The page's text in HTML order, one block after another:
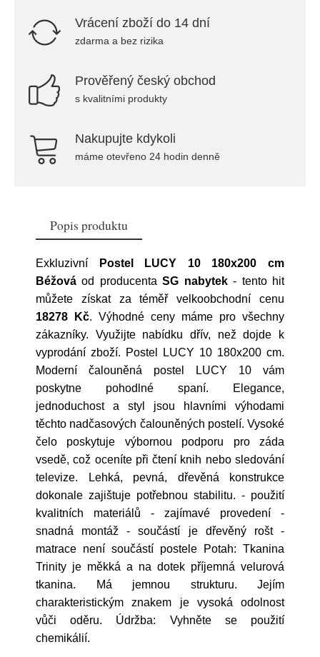
Vrácení zboží do 14 dní
zdarma a bez rizika
Prověřený český obchod
s kvalitními produkty
Nakupujte kdykoli
máme otevřeno 24 hodin denně
Popis produktu
Exkluzivní
Postel LUCY 10 180x200 cm
Béžová od producentaSG nabytek- tento hit
můžete získat za téměř velkoobchodní cenu
18278 Kč. Výhodné ceny máme pro všechny
zákazníky. Využijte nabídku dřív, než dojde k
vyprodání zboží. Postel LUCY 10 180x200 cm.
Moderní čalouněná postel LUCY 10 vám
poskytne pohodlné spaní. Elegance,
jednoduchost a styl jsou hlavními výhodami
těchto nadčasových čalouněných postelí. Vysoké
čelo poskytuje výbornou podporu pro záda
vsedě, což oceníte při čtení knih nebo sledování
televize. Lehká, pevná, dřevěná konstrukce
dokonale zajištuje potřebnou stabilitu. - použití
kvalitních materiálů - zajímavé provedení -
snadná montáž - součástí je dřevěný rošt -
matrace není součástí postele Potah: Tkanina
Trinity je měkká a na dotek příjemná velurová
tkanina. Má jemnou strukturu. Jejím
charakteristickým znakem je vysoká odolnost
vůči oděru. Údržba: Vyhněte se použití
chemikálií.